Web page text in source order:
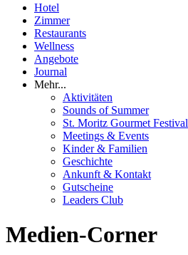
Hotel
Zimmer
Restaurants
Wellness
Angebote
Journal
Mehr...
Aktivitäten
Sounds of Summer
St. Moritz Gourmet Festival
Meetings & Events
Kinder & Familien
Geschichte
Ankunft & Kontakt
Gutscheine
Leaders Club
Medien-Corner